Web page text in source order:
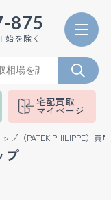
875
始を除く
宅配買取
マイページ
プ（PATEK PHILIPPE）買取
プ